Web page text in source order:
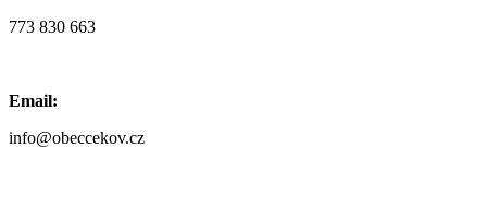
773 830 663
Email:
info@obeccekov.cz